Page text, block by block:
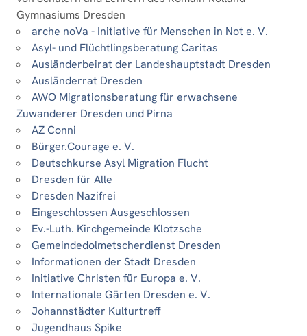
Gymnasiums Dresden
arche noVa - Initiative für Menschen in Not e. V.
Asyl- und Flüchtlingsberatung Caritas
Ausländerbeirat der Landeshauptstadt Dresden
Ausländerrat Dresden
AWO Migrationsberatung für erwachsene
Zuwanderer Dresden und Pirna
AZ Conni
Bürger.Courage e. V.
Deutschkurse Asyl Migration Flucht
Dresden für Alle
Dresden Nazifrei
Eingeschlossen Ausgeschlossen
Ev.-Luth. Kirchgemeinde Klotzsche
Gemeindedolmetscherdienst Dresden
Informationen der Stadt Dresden
Initiative Christen für Europa e. V.
Internationale Gärten Dresden e. V.
Johannstädter Kulturtreff
Jugendhaus Spike